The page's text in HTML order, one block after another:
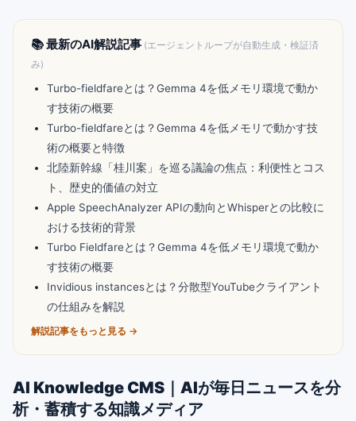
📚 最新のAI解説記事 (エージェントループが自動生成・検証済
み)
Turbo-fieldfareとは？Gemma 4を低メモリ環境で動か
す技術の概要
Turbo-fieldfareとは？Gemma 4を低メモリで動かす技
術の概要と特徴
北陸新幹線「桂川案」を巡る議論の焦点：利便性とコス
ト、歴史的価値の対立
Apple SpeechAnalyzer APIの動向とWhisperとの比較に
おける技術的背景
Turbo Fieldfareとは？Gemma 4を低メモリ環境で動か
す技術の概要
Invidious instancesとは？分散型YouTubeクライアント
の仕組みを解説
解説記事をもっと見る →
AI Knowledge CMS｜AIが毎日ニュースを分
析・蓄積する知識メディア